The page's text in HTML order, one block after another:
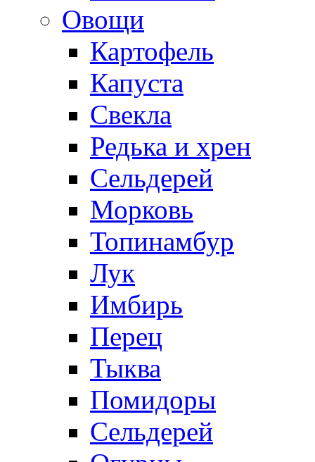
Овощи
Картофель
Капуста
Свекла
Редька и хрен
Сельдерей
Морковь
Топинамбур
Лук
Имбирь
Перец
Тыква
Помидоры
Сельдерей